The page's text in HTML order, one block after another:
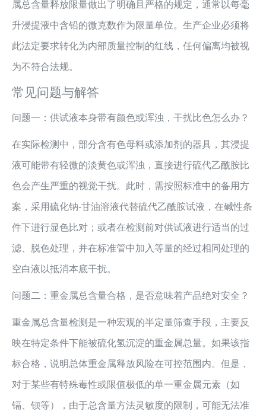
属总含量释放限量做出了明确且严格的规定，通常以每毫
升浸提液中含铅的微克数作为限量单位。生产企业必须将
此法定要求转化为内部质量控制的红线，任何偏离均被视
为不符合法规。
常见问题与解答
问题一：供试液本身带有颜色或浑浊，干扰比色怎么办？
在实际检测中，部分含有色母料或添加剂的器具，其浸提
液可能带有轻微的淡黄色或浑浊，直接进行硫代乙酰胺比
色会产生严重的视觉干扰。此时，需按照标准中的备用方
案，采用硫化钠-甘油溶液代替硫代乙酰胺试液，在碱性条
件下进行显色比对；或者在检测前对供试液进行适当的过
滤、脱色处理，并在标准管中加入等量的经过相同处理的
空白液以抵消本底干扰。
问题二：重金属总含量合格，是否意味着产品绝对安全？
重金属总含量检测是一种宏观的半定量筛查手段，主要反
映在特定条件下能被硫化氢沉淀的重金属总量。如果该指
标合格，说明总体重金属释放风险在可控范围内。但是，
对于某些有特殊毒性或限值极低的单一重金属元素（如
镉、钡等），由于总含量方法灵敏度的限制，可能无法准